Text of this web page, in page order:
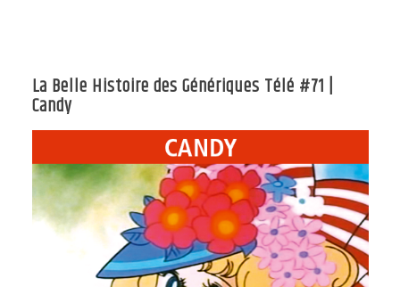
La Belle Histoire des Génériques Télé #71 |
Candy